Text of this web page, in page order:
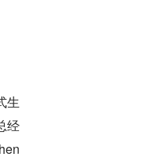
生
经